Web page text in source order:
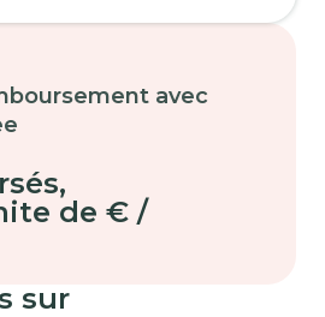
avec
,
de € /
sur